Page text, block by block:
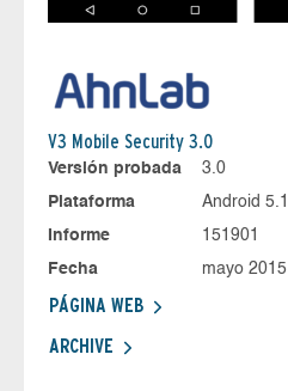
V3 Mobile Security 3.0
Versión probada
3.0
Plataforma
Android 5.1
Informe
151901
Fecha
mayo 2015
PÁGINA WEB
ARCHIVE